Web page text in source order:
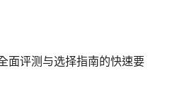
面评测与选择指南的快速要